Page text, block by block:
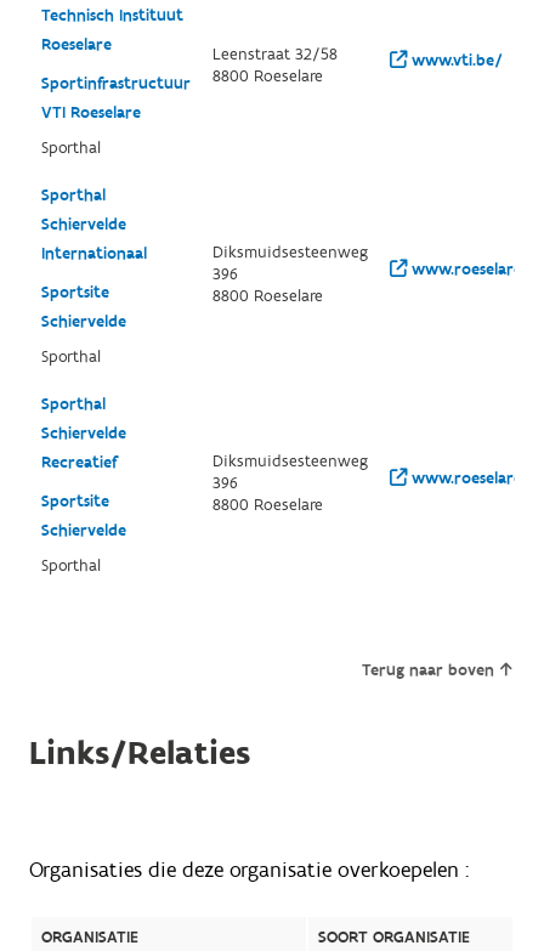
Technisch Instituut
Roeselare
Sportinfrastructuur
VTI Roeselare
Sporthal
Leenstraat 32/58
8800 Roeselare
www.vti.be/
Sporthal
Schiervelde
Internationaal
Sportsite
Schiervelde
Sporthal
Diksmuidsesteenweg
396
8800 Roeselare
Sporthal
Schiervelde
Recreatief
Sportsite
Schiervelde
Sporthal
Diksmuidsesteenweg
396
8800 Roeselare
Terug naar boven
Links/Relaties
Organisaties die deze organisatie overkoepelen :
ORGANISATIE
SOORT ORGANISATIE